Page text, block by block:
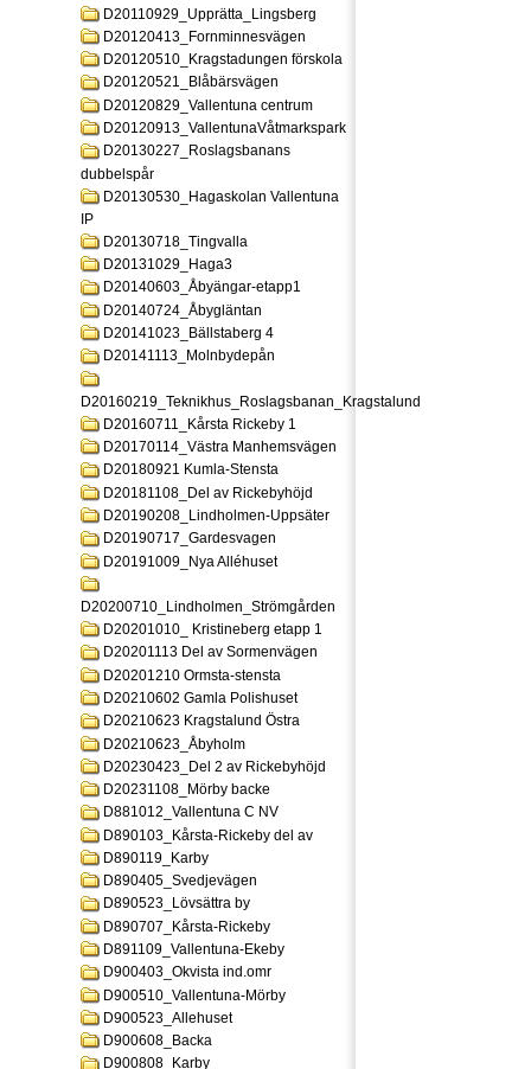
D20110929_Upprätta_Lingsberg
D20120413_Fornminnesvägen
D20120510_Kragstadungen förskola
D20120521_Blåbärsvägen
D20120829_Vallentuna centrum
D20120913_VallentunaVåtmarkspark
D20130227_Roslagsbanans
dubbelspår
D20130530_Hagaskolan Vallentuna
IP
D20130718_Tingvalla
D20131029_Haga3
D20140603_Åbyängar-etapp1
D20140724_Åbygläntan
D20141023_Bällstaberg 4
D20141113_Molnbydepån
D20160219_Teknikhus_Roslagsbanan_Kragstalund
D20160711_Kårsta Rickeby 1
D20170114_Västra Manhemsvägen
D20180921 Kumla-Stensta
D20181108_Del av Rickebyhöjd
D20190208_Lindholmen-Uppsäter
D20190717_Gardesvagen
D20191009_Nya Alléhuset
D20200710_Lindholmen_Strömgården
D20201010_ Kristineberg etapp 1
D20201113 Del av Sormenvägen
D20201210 Ormsta-stensta
D20210602 Gamla Polishuset
D20210623 Kragstalund Östra
D20210623_Åbyholm
D20230423_Del 2 av Rickebyhöjd
D20231108_Mörby backe
D881012_Vallentuna C NV
D890103_Kårsta-Rickeby del av
D890119_Karby
D890405_Svedjevägen
D890523_Lövsättra by
D890707_Kårsta-Rickeby
D891109_Vallentuna-Ekeby
D900403_Okvista ind.omr
D900510_Vallentuna-Mörby
D900523_Allehuset
D900608_Backa
D900808_Karby